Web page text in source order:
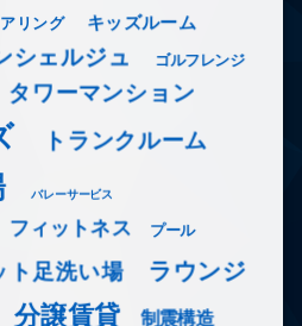
リング キッズルーム
シェルジュ ゴルフレンジ
タワーマンション
トランクルーム
バレーサービス
フィットネス プール
ト足洗い場 ラウンジ
分譲賃貸 制震構造